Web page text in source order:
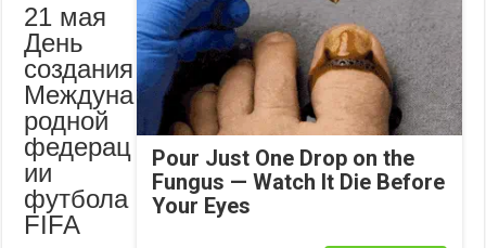
Pour Just One Drop on the
Fungus — Watch It Die Before
Your Eyes
21 мая
День
создания
Междуна
родной
федерац
ии
футбола
FIFA